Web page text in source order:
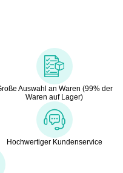
Auswahl an Waren (99% der
Waren auf Lager)
Hochwertiger Kundenservice